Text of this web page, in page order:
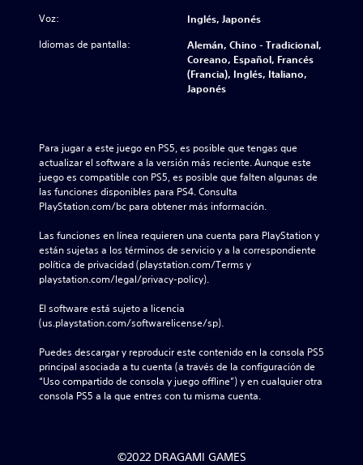
Voz: Inglés, Japonés
Idiomas de pantalla:
Alemán, Chino - Tradicional,
Coreano, Español, Francés
(Francia), Inglés, Italiano,
Japonés
Para jugar a este juego en PS5, es posible que tengas que
actualizar el software a la versión más reciente. Aunque este
juego es compatible con PS5, es posible que falten algunas de
las funciones disponibles para PS4. Consulta
PlayStation.com/bc para obtener más información.
Las funciones en línea requieren una cuenta para PlayStation y
están sujetas a los términos de servicio y a la correspondiente
política de privacidad (playstation.com/Terms y
playstation.com/legal/privacy-policy).
El software está sujeto a licencia
(us.playstation.com/softwarelicense/sp).
Puedes descargar y reproducir este contenido en la consola PS5
principal asociada a tu cuenta (a través de la configuración de
“Uso compartido de consola y juego offline”) y en cualquier otra
consola PS5 a la que entres con tu misma cuenta.
©2022 DRAGAMI GAMES